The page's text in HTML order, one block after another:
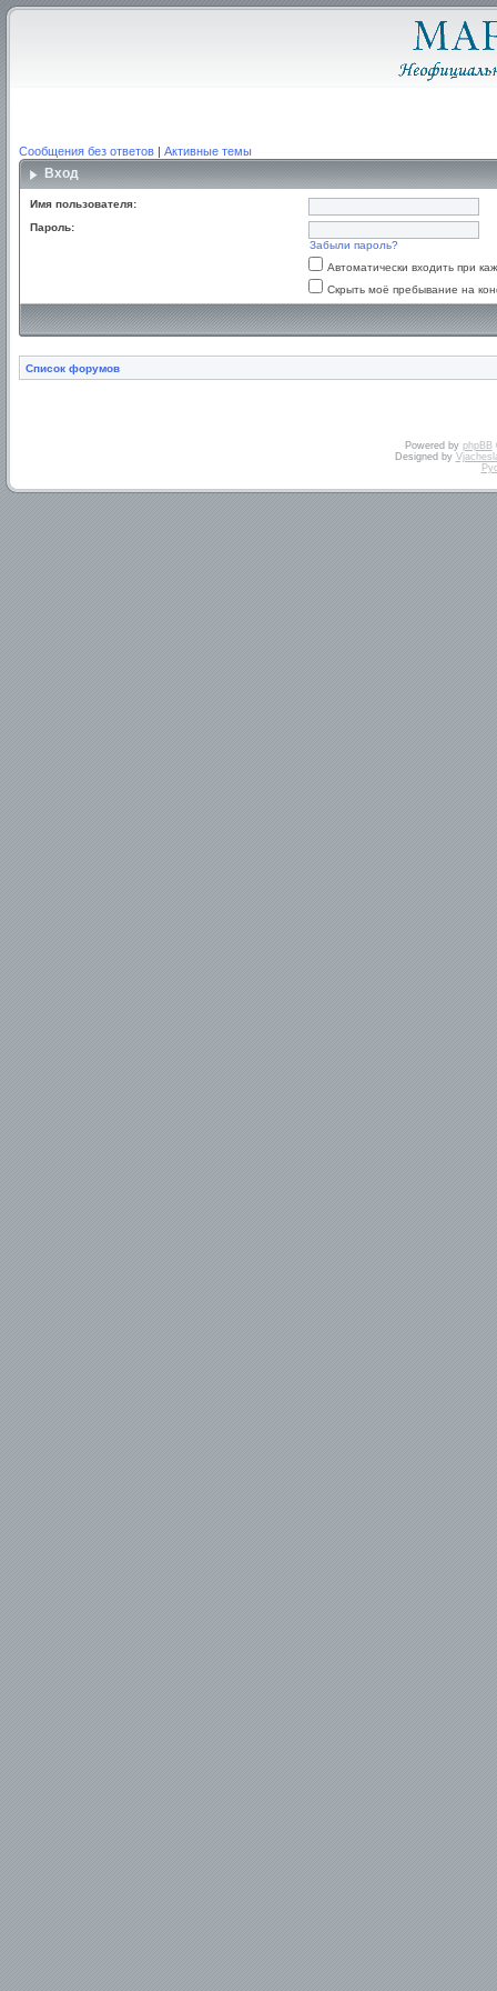
Сообщения без ответов | Активные темы
Вход
Имя пользователя:
Пароль:
Забыли пароль?
Автоматически входить при
Скрыть моё пребывание на
Список форумов
Powered by phpBB
Designed by